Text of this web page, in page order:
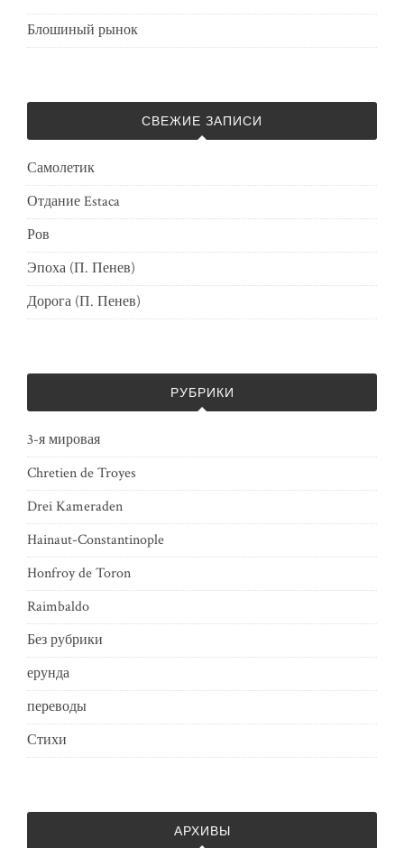
Блошиный рынок
СВЕЖИЕ ЗАПИСИ
Самолетик
Отдание Estaca
Ров
Эпоха (П. Пенев)
Дорога (П. Пенев)
РУБРИКИ
3-я мировая
Chretien de Troyes
Drei Kameraden
Hainaut-Constantinople
Honfroy de Toron
Raimbaldo
Без рубрики
ерунда
переводы
Стихи
АРХИВЫ